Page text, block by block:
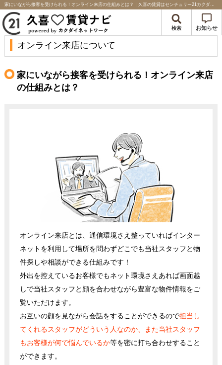
家にいながら接客を受けられる！オンライン来店の仕組みとは？｜久喜の賃貸はセンチュリー21カクダイネットワーク
検索 お知らせ